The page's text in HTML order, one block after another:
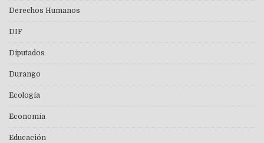
Derechos Humanos
DIF
Diputados
Durango
Ecología
Economía
Educación